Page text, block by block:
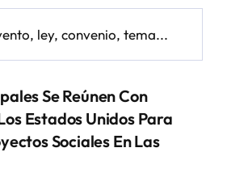
Se Reúnen Con
Estados Unidos Para
Sociales En Las